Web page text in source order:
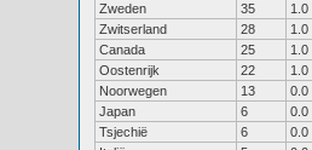
Zweden
35
1.0
Zwitserland
28
1.0
Canada
25
1.0
Oostenrijk
22
1.0
Noorwegen
13
0.0
Japan
6
0.0
Tsjechië
6
0.0